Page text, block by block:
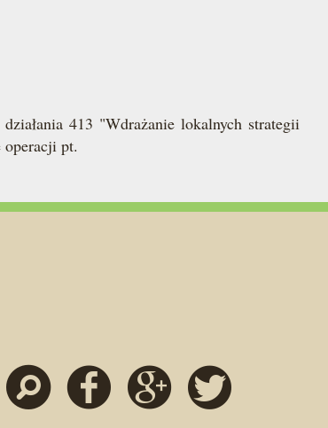
413 "Wdrażanie lokalnych strategii
pt.
Szukaj Facebook Google